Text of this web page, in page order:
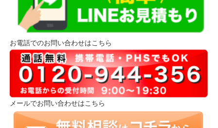
お電話でのお問い合わせはこちら
メールでお問い合わせはこちら